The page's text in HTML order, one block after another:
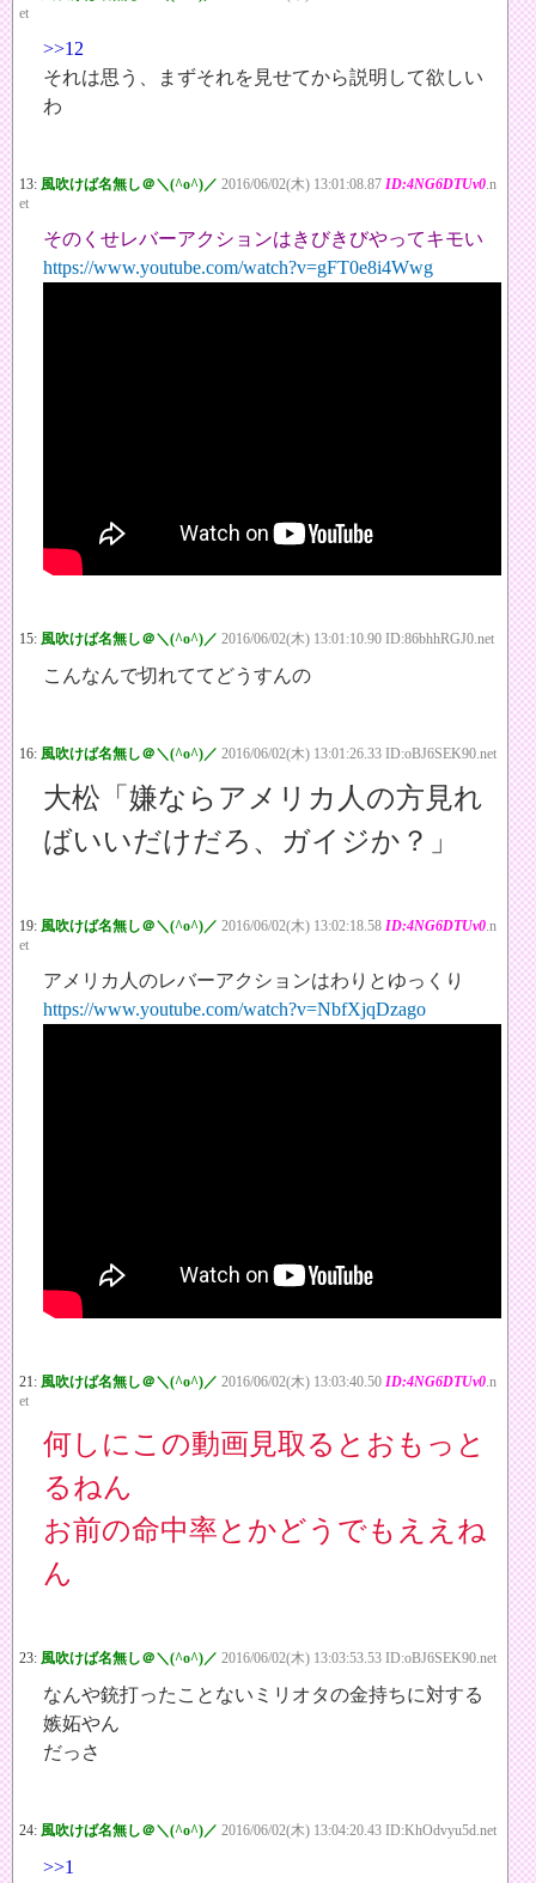
et
>>12
それは思う、まずそれを見せてから説明して欲しい
わ
13: 風吹けば名無し＠＼(^o^)／ 2016/06/02(木) 13:01:08.87 ID:4NG6DTUv0.n
et
そのくせレバーアクションはきびきびやってキモい
https://www.youtube.com/watch?v=gFT0e8i4Wwg
15: 風吹けば名無し＠＼(^o^)／ 2016/06/02(木) 13:01:10.90 ID:86bhhRGJ0.net
こんなんで切れててどうすんの
16: 風吹けば名無し＠＼(^o^)／ 2016/06/02(木) 13:01:26.33 ID:oBJ6SEK90.net
大松「嫌ならアメリカ人の方見れ
ばいいだけだろ、ガイジか？」
19: 風吹けば名無し＠＼(^o^)／ 2016/06/02(木) 13:02:18.58 ID:4NG6DTUv0.n
et
アメリカ人のレバーアクションはわりとゆっくり
https://www.youtube.com/watch?v=NbfXjqDzago
21: 風吹けば名無し＠＼(^o^)／ 2016/06/02(木) 13:03:40.50 ID:4NG6DTUv0.n
et
何しにこの動画見取るとおもっと
るねん
お前の命中率とかどうでもええね
ん
23: 風吹けば名無し＠＼(^o^)／ 2016/06/02(木) 13:03:53.53 ID:oBJ6SEK90.net
なんや銃打ったことないミリオタの金持ちに対する
嫉妬やん
だっさ
24: 風吹けば名無し＠＼(^o^)／ 2016/06/02(木) 13:04:20.43 ID:KhOdvyu5d.net
>>1